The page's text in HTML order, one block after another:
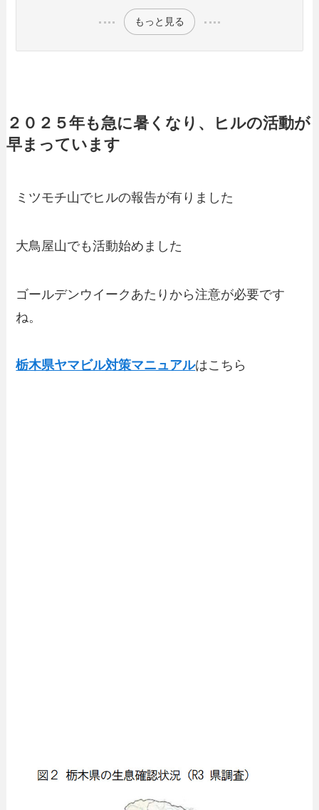
もっと見る
２０２５年も急に暑くなり、ヒルの活動が
早まっています
ミツモチ山でヒルの報告が有りました
大鳥屋山でも活動始めました
ゴールデンウイークあたりから注意が必要です
ね。
栃木県ヤマビル対策マニュアルはこちら